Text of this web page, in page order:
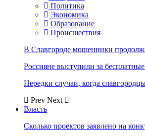
Политика
Экономика
Образование
Происшествия
В Славгороде мошенники
Россияне выступили за
Нередки случаи, когда
Prev Next
Власть
Сколько проектов заявлено на